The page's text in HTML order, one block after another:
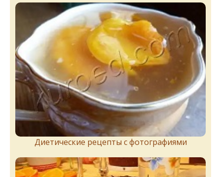
Диетические рецепты с фотографиями